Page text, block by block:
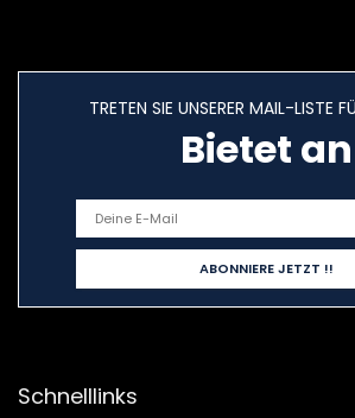
TRETEN SIE UNSERER MAIL-LISTE
Bietet an
Schnelllinks